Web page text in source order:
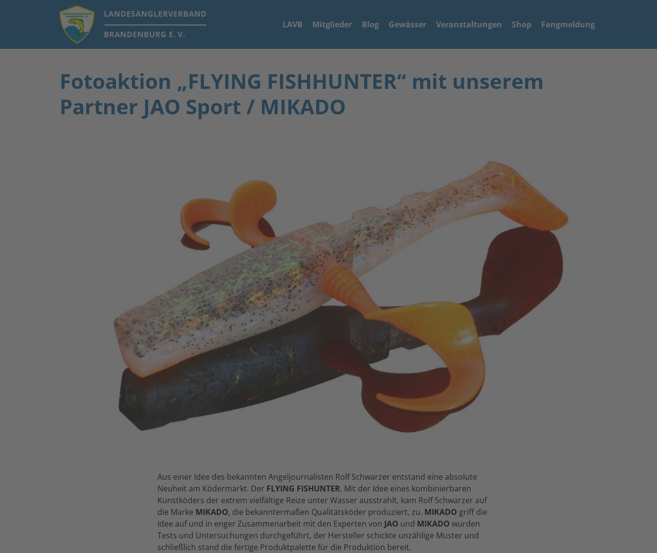
LAVB Mitglieder Blog Gewässer Veranstaltungen Shop Fangmeldung
Fotoaktion „FLYING FISHHUNTER“ mit unserem
Partner JAO Sport / MIKADO
Aus einer Idee des bekannten Angeljournalisten Rolf Schwarzer entstand eine absolute
Neuheit am Ködermarkt. Der FLYING FISHUNTER. Mit der Idee eines kombinierbaren
Kunstköders der extrem vielfältige Reize unter Wasser ausstrahlt, kam Rolf Schwarzer auf
die Marke MIKADO, die bekanntermaßen Qualitätsköder produziert, zu. MIKADO griff die
Idee auf und in enger Zusammenarbeit mit den Experten von JAO und MIKADO wurden
Tests und Untersuchungen durchgeführt, der Hersteller schickte unzählige Muster und
schließlich stand die fertige Produktpalette für die Produktion bereit.